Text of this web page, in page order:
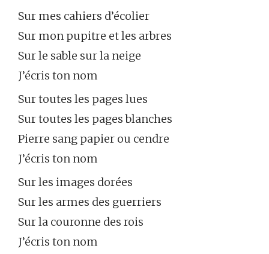
Sur mes cahiers d’écolier
Sur mon pupitre et les arbres
Sur le sable sur la neige
J’écris ton nom
Sur toutes les pages lues
Sur toutes les pages blanches
Pierre sang papier ou cendre
J’écris ton nom
Sur les images dorées
Sur les armes des guerriers
Sur la couronne des rois
J’écris ton nom